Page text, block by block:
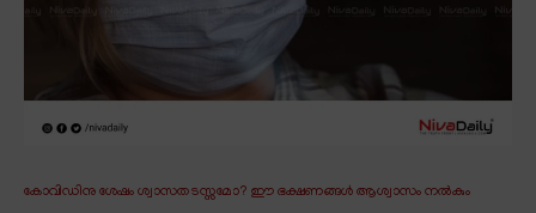
കോവിഡിനു ശേഷം ശ്വാസതടസ്സമോ? ഈ ഭക്ഷണങ്ങൾ ആശ്വാസം നൽകും